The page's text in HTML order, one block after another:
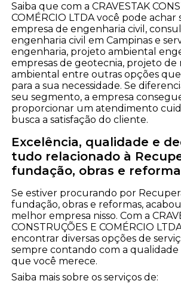
Saiba que com a CRAVESTAK
COMÉRCIO LTDA você pode achar
empresa de engenharia civil,
engenharia civil em Campinas e
engenharia, projeto ambiental
empresas de geotecnia, projeto de
ambiental entre outras opções que
para a sua necessidade. Se
seu segmento, a empresa
proporcionar um atendimento
busca a satisfação do cliente.
Excelência, qualidade e
tudo relacionado à
fundação, obras e
Se estiver procurando por
fundação, obras e reformas,
melhor empresa nisso. Com a
CONSTRUÇÕES E COMÉRCIO
encontrar diversas opções de
sempre contando com a qualidade
que você merece.
Saiba mais sobre os serviços de: